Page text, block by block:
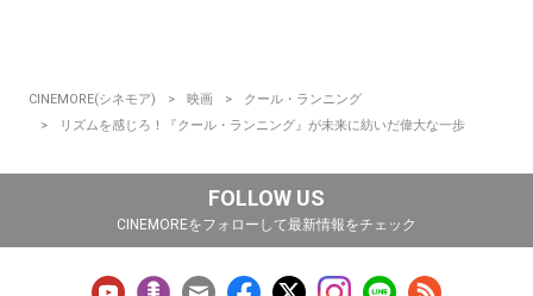
CINEMORE(シネモア) 映画
クール・ランニング
リズムを感じろ！『クール・ランニング』が未来に紡いだ偉大な一歩
FOLLOW US
CINEMOREをフォローして最新情報をチェック